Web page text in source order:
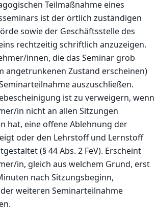
Teilmaßnahme eines
ist der örtlich zuständigen
sowie der Geschäftsstelle des
rechtzeitig schriftlich anzuzeigen.
innen, die das Seminar grob
angetrunkenen Zustand erscheinen)
auszuschließen.
ist zu verweigern, wenn
in nicht an allen Sitzungen
hat, eine offene Ablehnung der
oder den Lehrstoff und Lernstoff
(§ 44 Abs. 2 FeV). Erscheint
in, gleich aus welchem Grund, erst
nach Sitzungsbeginn,
weiteren Seminarteilnahme